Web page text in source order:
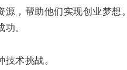
，帮助他们实现创业梦想。
。
术挑战。